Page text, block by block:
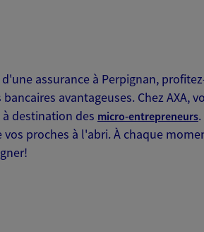
assurance à Perpignan,
avantageuses. Chez AXA,
destination des micro-entrepreneurs
proches à l'abri. À chaque